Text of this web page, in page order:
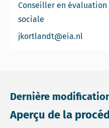
Conseiller en
sociale
jkortlandt@eia.nl
Dernière
Aperçu de la